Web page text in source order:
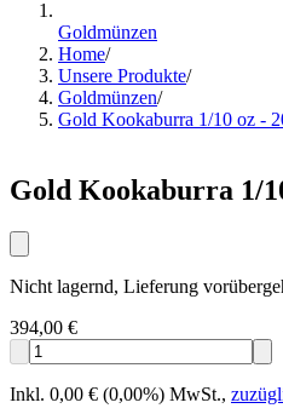
Goldmünzen
Home/
Unsere Produkte/
Goldmünzen/
Gold Kookaburra 1/10 oz -
Gold Kookaburra 1/
Nicht lagernd, Lieferung
394,00 €
Inkl. 0,00 € (0,00%) MwSt.,